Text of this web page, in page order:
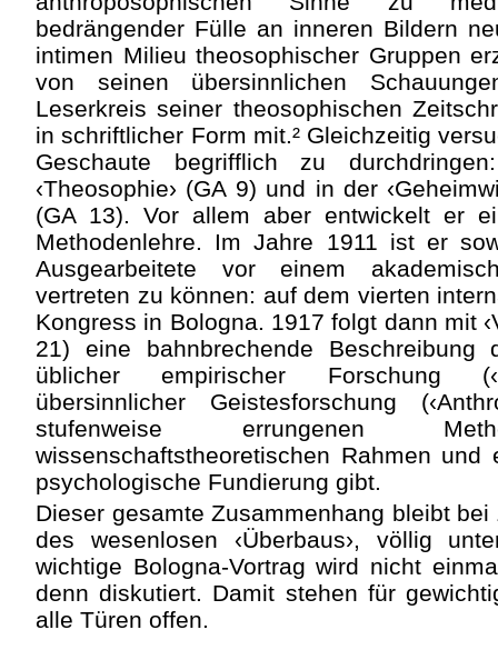
bedrängender Fülle an inneren Bildern
intimen Milieu theosophischer Gruppen
von seinen übersinnlichen
Leserkreis seiner theosophischen
in schriftlicher Form mit.² Gleichzeitig
Geschaute begrifflich zu
‹Theosophie› (GA 9) und in der
(GA 13). Vor allem aber entwickelt er
Methodenlehre. Im Jahre 1911 ist er
Ausgearbeitete vor einem
vertreten zu können: auf dem vierten
Kongress in Bologna. 1917 folgt dann mit
21) eine bahnbrechende Beschreibung
üblicher empirischer Forschung
übersinnlicher Geistesforschung
stufenweise errungenen
wissenschaftstheoretischen Rahmen und
psychologische Fundierung gibt.
Dieser gesamte Zusammenhang bleibt
des wesenlosen ‹Überbaus›, völlig
wichtige Bologna-Vortrag wird nicht
denn diskutiert. Damit stehen für
alle Türen offen.